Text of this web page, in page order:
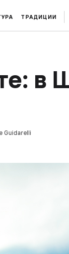
ТРАДИЦИИ
в
Guidarelli